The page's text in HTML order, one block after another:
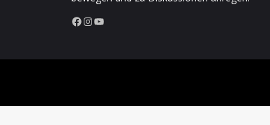
Facebook InstagramYouTube